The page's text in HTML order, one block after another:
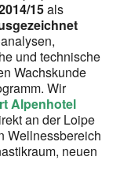
15als
und technische
Wachskunde
Wir
Alpenhotel
an der Loipe
Wellnessbereich
neuen